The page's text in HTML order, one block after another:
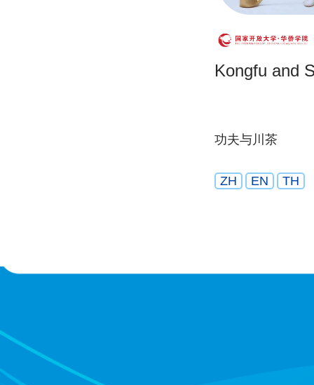
Kongfu and
功夫与川茶
ZH EN TH